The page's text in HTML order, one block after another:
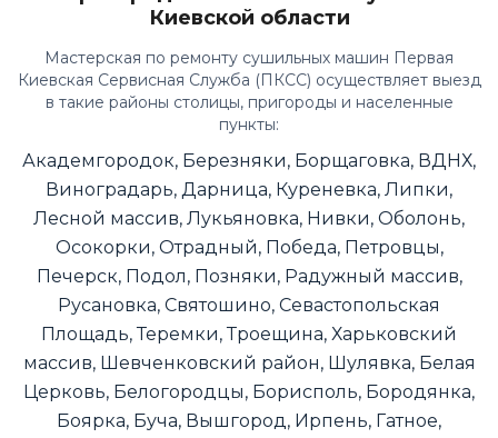
Киевской области
Мастерская по ремонту сушильных машин Первая
Киевская Сервисная Служба (ПКСС) осуществляет выезд
в такие районы столицы, пригороды и населенные
пункты:
Академгородок, Березняки, Борщаговка, ВДНХ,
Виноградарь, Дарница, Куреневка, Липки,
Лесной массив, Лукьяновка, Нивки, Оболонь,
Осокорки, Отрадный, Победа, Петровцы,
Печерск, Подол, Позняки, Радужный массив,
Русановка, Святошино, Севастопольская
Площадь, Теремки, Троещина, Харьковский
массив, Шевченковский район, Шулявка, Белая
Церковь, Белогородцы, Борисполь, Бородянка,
Боярка, Буча, Вышгород, Ирпень, Гатное,